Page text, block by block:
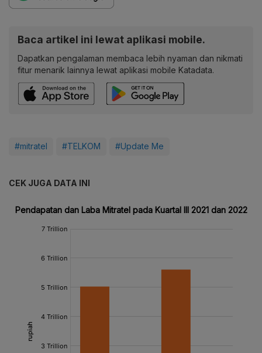
Baca artikel ini lewat aplikasi mobile.
Dapatkan pengalaman membaca lebih nyaman dan nikmati
fitur menarik lainnya lewat aplikasi mobile Katadata.
#mitratel #TELKOM #Update Me
CEK JUGA DATA INI